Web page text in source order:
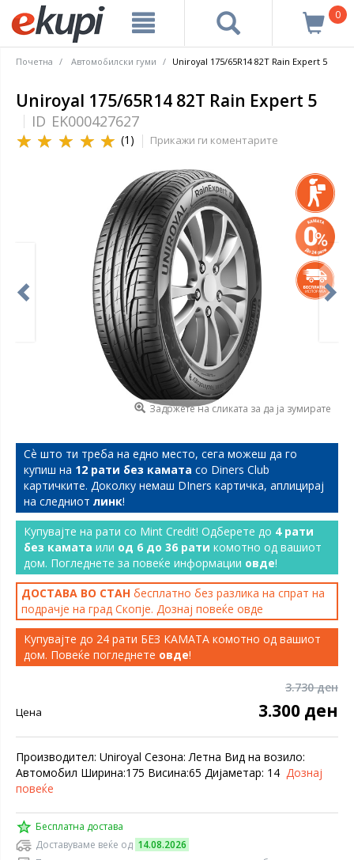
0
Почетна Автомобилски гуми Uniroyal 175/65R14 82T Rain Expert 5
Uniroyal 175/65R14 82T Rain Expert 5
ID EK000427627
(1) Прикажи ги коментарите
Задржете на сликата за да ја зумирате
Сѐ што ти треба на едно место, сега можеш да го
купиш на 12 рати без камата со Diners Club
картичките. Доколку немаш DIners картичка, аплицирај
на следниот линк!
Купувајте на рати со Mint Credit! Одберете до 4 рати
без камата или од 6 до 36 рати комотно од вашиот
дом. Погледнете за повеќе информации овде!
ДОСТАВА ВО СТАН бесплатно без разлика на спрат на
подрачје на град Скопје. Дознај повеќе овде
Купувајте до 24 рати БЕЗ КАМАТА комотно од вашиот
дом. Повеќе погледнете овде!
3.730 ден
Цена 3.300 ден
Производител: Uniroyal Сезона: Летна Вид на возило:
Автомобил Ширина:175 Висина:65 Дијаметар: 14 Дознај
повеќе
Бесплатна достава
Доставуваме веќе од 14.08.2026